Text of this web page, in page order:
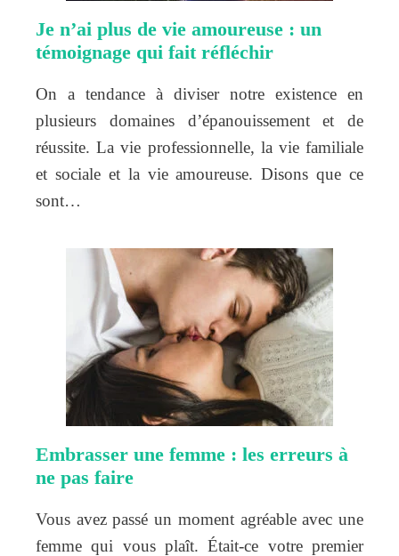
Je n’ai plus de vie amoureuse : un
témoignage qui fait réfléchir
On a tendance à diviser notre existence en
plusieurs domaines d’épanouissement et de
réussite. La vie professionnelle, la vie familiale
et sociale et la vie amoureuse. Disons que ce
sont…
Embrasser une femme : les erreurs à
ne pas faire
Vous avez passé un moment agréable avec une
femme qui vous plaît. Était-ce votre premier